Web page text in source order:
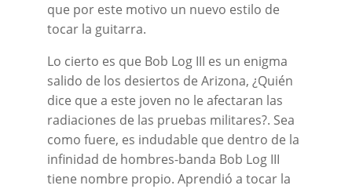
que por este motivo un nuevo estilo de
tocar la guitarra.
Lo cierto es que Bob Log III es un enigma
salido de los desiertos de Arizona, ¿Quién
dice que a este joven no le afectaran las
radiaciones de las pruebas militares?. Sea
como fuere, es indudable que dentro de la
infinidad de hombres-banda Bob Log III
tiene nombre propio. Aprendió a tocar la